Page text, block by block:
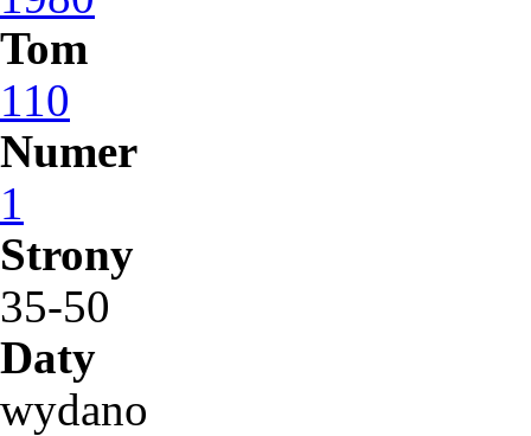
Tom
110
Numer
1
Strony
35-50
Daty
wydano